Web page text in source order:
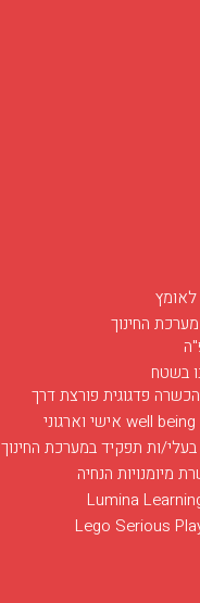
החינוך
בשטח
פדגוגית פורצת דרך
ות תפקיד במערכת החינוך
מיומנויות הנחיה